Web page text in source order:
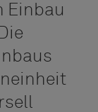
Einbau